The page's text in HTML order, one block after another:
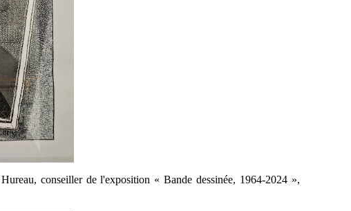
conseiller de l'exposition « Bande dessinée, 1964-2024 »,